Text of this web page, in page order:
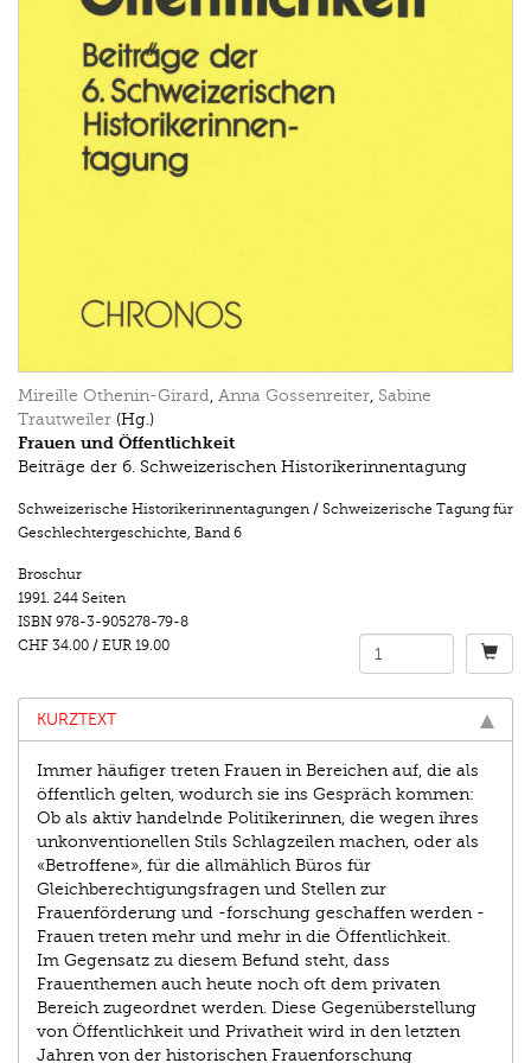
Mireille Othenin-Girard, Anna Gossenreiter, Sabine
Trautweiler (Hg.)
Frauen und Öffentlichkeit
Beiträge der 6. Schweizerischen Historikerinnentagung
Schweizerische Historikerinnentagungen / Schweizerische Tagung für
Geschlechtergeschichte, Band 6
Broschur
1991. 244 Seiten
ISBN 978-3-905278-79-8
CHF 34.00 / EUR 19.00
KURZTEXT
Immer häufiger treten Frauen in Bereichen auf, die als
öffentlich gelten, wodurch sie ins Gespräch kommen:
Ob als aktiv handelnde Politikerinnen, die wegen ihres
unkonventionellen Stils Schlagzeilen machen, oder als
«Betroffene», für die allmählich Büros für
Gleichberechtigungsfragen und Stellen zur
Frauenförderung und -forschung geschaffen werden -
Frauen treten mehr und mehr in die Öffentlichkeit.
Im Gegensatz zu diesem Befund steht, dass
Frauenthemen auch heute noch oft dem privaten
Bereich zugeordnet werden. Diese Gegenüberstellung
von Öffentlichkeit und Privatheit wird in den letzten
Jahren von der historischen Frauenforschung